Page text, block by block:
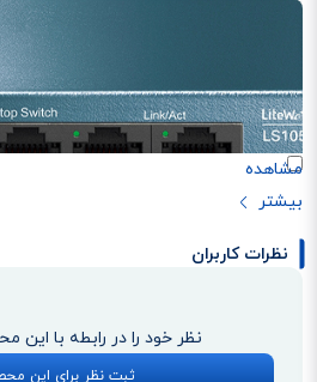
ثانیه) است که امکان انتقال داده‌ها با سرعت بالا
نظرات کاربران
نظر خود را در رابطه با این
ثبت نظر برای این